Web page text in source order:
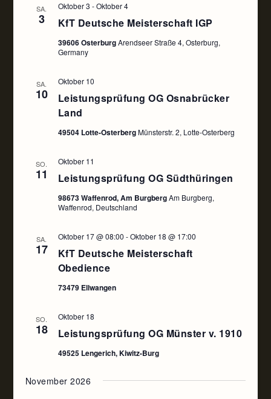
SA.
3 KfT Deutsche Meisterschaft IGP
Oktober 3 -Oktober 4
39606 OsterburgArendseer Straße 4, Osterburg,
Germany
SA.
10
Leistungsprüfung OG Osnabrücker
Land
Oktober 10
49504 Lotte-OsterbergMünsterstr. 2, Lotte-Osterberg
SO.
11 Leistungsprüfung OG Südthüringen
Oktober 11
98673 Waffenrod, Am BurgbergAm Burgberg,
Waffenrod, Deutschland
SA.
17
KfT Deutsche Meisterschaft
Obedience
Oktober 17 @ 08:00 -Oktober 18 @ 17:00
73479 Ellwangen
SO.
18 Leistungsprüfung OG Münster v. 1910
Oktober 18
49525 Lengerich, Kiwitz-Burg
November 2026